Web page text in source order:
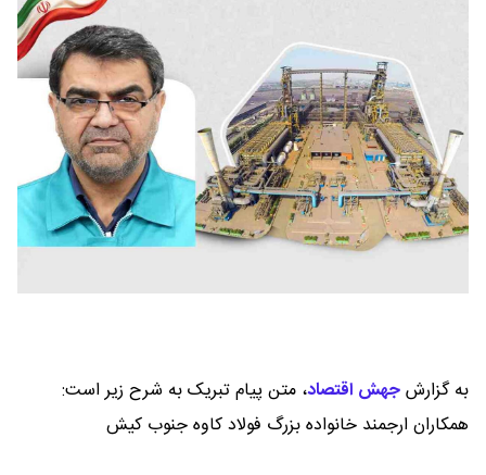
به گزارشجهش اقتصاد، متن پیام تبریک به شرح زیر است:
همکاران ارجمند خانواده بزرگ فولاد کاوه جنوب کیش